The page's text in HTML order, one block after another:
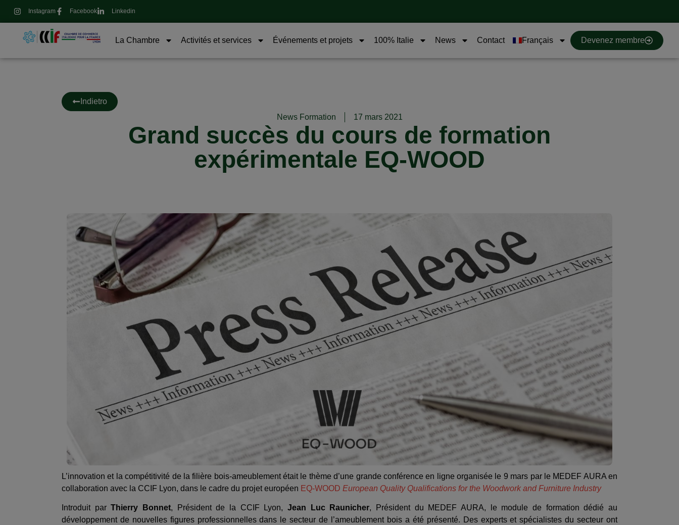
Instagram Facebook Linkedin
La Chambre Activités et services Événements et projets 100% Italie News Contact Français Devenez membre
Indietro
News Formation
17 mars 2021
Grand succès du cours de formation
expérimentale EQ-WOOD
L’innovation et la compétitivité de la filière bois-ameublement était le thème d’une grande conférence en ligne organisée le 9 mars par le MEDEF AURA en
collaboration avec la CCIF Lyon, dans le cadre du projet européen EQ-WOOD European Quality Qualifications for the Woodwork and Furniture Industry
Introduit parThierry Bonnet, Président de la CCIF Lyon,Jean Luc Raunicher, Président du MEDEF AURA, le module de formation dédié au
développement de nouvelles figures professionnelles dans le secteur de l’ameublement bois a été présenté. Des experts et spécialistes du secteur ont